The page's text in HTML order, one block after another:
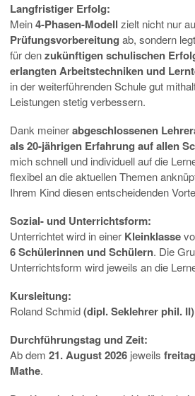
Langfristiger Erfolg:
Mein4-Phasen-Modell zielt nicht nur
Prüfungsvorbereitung ab, sondern
für denzukünftigen schulischen
erlangten Arbeitstechniken und
in der weiterführenden Schule gut
Leistungen stetig verbessern.
Dank meinerabgeschlossenen
als 20-jährigen Erfahrung auf allen
mich schnell und individuell auf die
flexibel an die aktuellen Themen
Ihrem Kind diesen entscheidenden
Sozial- und Unterrichtsform:
Unterrichtet wird in einer Kleinklasse
6 Schülerinnen und Schülern. Die
Unterrichtsform wird jeweils an die
Kursleitung:
Roland Schmid(dipl. Seklehrer phil. II)
Durchführungstag und Zeit:
Ab dem 21. August 2026 jeweils
Mathe.